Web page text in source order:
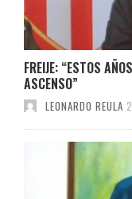
FREIJE: “ESTOS
ASCENSO”
LEONARDO REULA